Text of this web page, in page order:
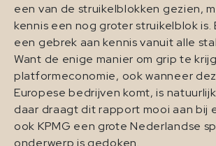
een van de struikelblokken gezien,
kennis een nog groter struikelblok is.
een gebrek aan kennis vanuit alle
Want de enige manier om grip te
platformeconomie, ook wanneer
Europese bedrijven komt, is natuurlijk
daar draagt dit rapport mooi aan bij
ook KPMG een grote Nederlandse
onderwerp is gedoken.